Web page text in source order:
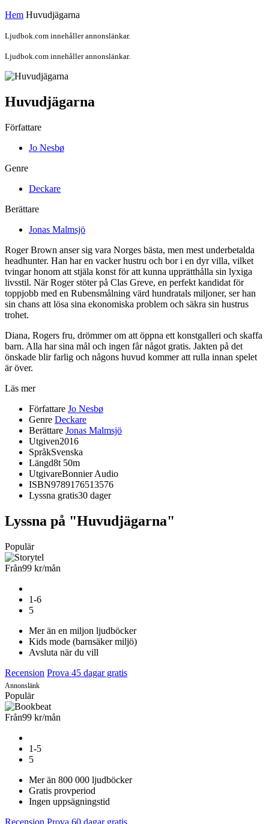
Hem Huvudjägarna
Ljudbok.com innehåller annonslänkar.
Ljudbok.com innehåller annonslänkar.
Huvudjägarna
Författare
Jo Nesbø
Genre
Deckare
Berättare
Jonas Malmsjö
Roger Brown anser sig vara Norges bästa, men mest underbetalda
headhunter. Han har en vacker hustru och bor i en dyr villa, vilket
tvingar honom att stjäla konst för att kunna upprätthålla sin lyxiga
livsstil. När Roger stöter på Clas Greve, en perfekt kandidat för
toppjobb med en Rubensmålning värd hundratals miljoner, ser han
sin chans att lösa sina ekonomiska problem och säkra sin hustrus
trohet.
Diana, Rogers fru, drömmer om att öppna ett konstgalleri och skaffa
barn. Alla har sina mål och ingen får något gratis. Jakten på det
önskade blir farlig och någons huvud kommer att rulla innan spelet
är över.
Läs mer
Författare Jo Nesbø
Genre Deckare
Berättare Jonas Malmsjö
Utgiven2016
SpråkSvenska
Längd8t 50m
UtgivareBonnier Audio
ISBN9789176513576
Lyssna gratis30 dager
Lyssna på "Huvudjägarna"
Populär
Från99 kr/mån
1-6
5
Mer än en miljon ljudböcker
Kids mode (barnsäker miljö)
Avsluta när du vill
Recension Prova 45 dagar gratis
Annonslänk
Populär
Från99 kr/mån
1-5
5
Mer än 800 000 ljudböcker
Gratis provperiod
Ingen uppsägningstid
Recension Prova 60 dagar gratis